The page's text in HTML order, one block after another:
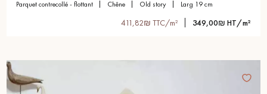
parquet contrecollé - flottant chêne old story larg 19 cm
411,82₪ TTC/m² 349,00₪ HT/m²